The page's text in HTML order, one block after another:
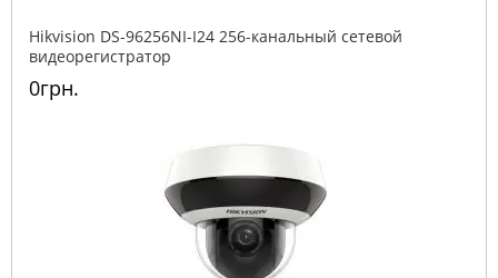
Hikvision DS-96256NI-I24 256-канальный сетевой
видеорегистратор
0грн.